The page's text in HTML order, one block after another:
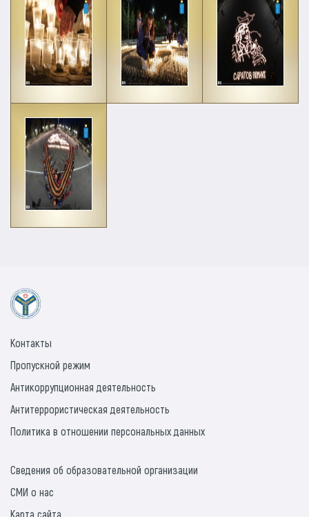
Контакты
Пропускной режим
Антикоррупционная деятельность
Антитеррористическая деятельность
Политика в отношении персональных данных
Сведения об образовательной организации
СМИ о нас
Карта сайта